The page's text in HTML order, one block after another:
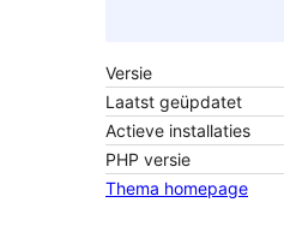
Versie
Laatst geüpdatet
Actieve installaties
PHP versie
Thema homepage